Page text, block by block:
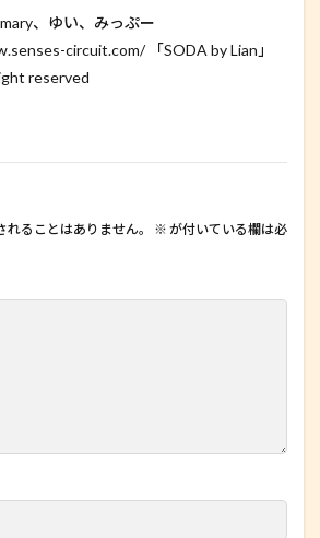
、ゆい、みっぷー
circuit.com/ 「SODA by Lian」
reserved
ることはありません。 ※ が付いている欄は必